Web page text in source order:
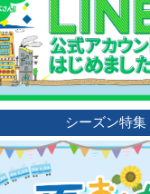
シーズン特集